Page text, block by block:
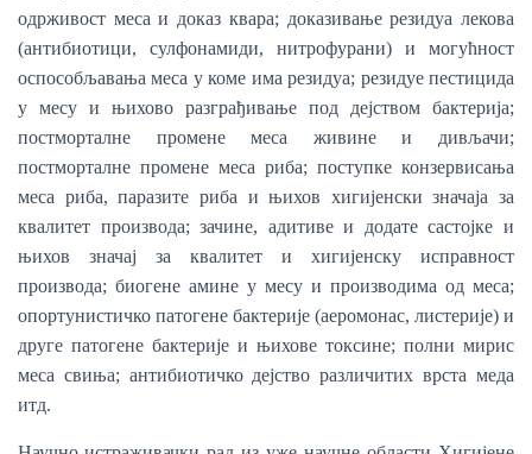
одрживост меса и доказ квара; доказивање резидуа лекова
(антибиотици, сулфонамиди, нитрофурани) и могућност
оспособљавања меса у коме има резидуа; резидуе пестицида
у месу и њихово разграђивање под дејством бактерија;
постморталне промене меса живине и дивљачи;
постморталне промене меса риба; поступке конзервисања
меса риба, паразите риба и њихов хигијенски значаја за
квалитет производа; зачине, адитиве и додате састојке и
њихов значај за квалитет и хигијенску исправност
производа; биогене амине у месу и производима од меса;
опортунистичко патогене бактерије (аеромонас, листерије) и
друге патогене бактерије и њихове токсине; полни мирис
меса свиња; антибиотичко дејство различитих врста меда
итд.